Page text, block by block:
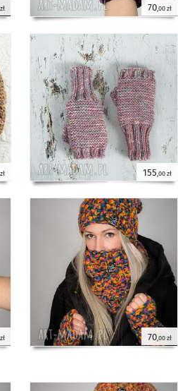
70,00 zł
155 ,00 zł
70,00 zł